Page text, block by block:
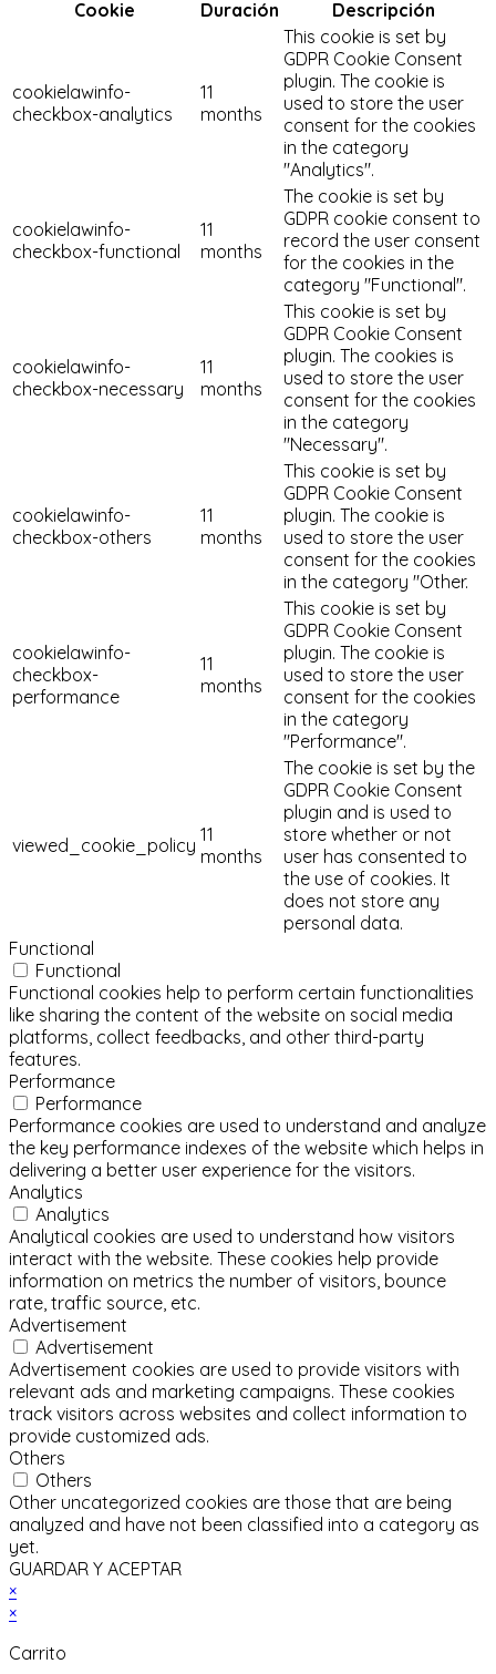
Cookie
Duración Descripción
cookielawinfo-
checkbox-analytics
11
months
This cookie is set by
GDPR Cookie Consent
plugin. The cookie is
used to store the user
consent for the cookies
in the category
"Analytics".
cookielawinfo-
checkbox-functional
11
months
The cookie is set by
GDPR cookie consent to
record the user consent
for the cookies in the
category "Functional".
cookielawinfo-
checkbox-necessary
11
months
This cookie is set by
GDPR Cookie Consent
plugin. The cookies is
used to store the user
consent for the cookies
in the category
"Necessary".
cookielawinfo-
checkbox-others
11
months
This cookie is set by
GDPR Cookie Consent
plugin. The cookie is
used to store the user
consent for the cookies
in the category "Other.
cookielawinfo-
checkbox-
performance
11
months
This cookie is set by
GDPR Cookie Consent
plugin. The cookie is
used to store the user
consent for the cookies
in the category
"Performance".
viewed_cookie_policy 11
months
The cookie is set by the
GDPR Cookie Consent
plugin and is used to
store whether or not
user has consented to
the use of cookies. It
does not store any
personal data.
Functional
Functional
Functional cookies help to perform certain functionalities
like sharing the content of the website on social media
platforms, collect feedbacks, and other third-party
features.
Performance
Performance
Performance cookies are used to understand and analyze
the key performance indexes of the website which helps in
delivering a better user experience for the visitors.
Analytics
Analytics
Analytical cookies are used to understand how visitors
interact with the website. These cookies help provide
information on metrics the number of visitors, bounce
rate, traffic source, etc.
Advertisement
Advertisement
Advertisement cookies are used to provide visitors with
relevant ads and marketing campaigns. These cookies
track visitors across websites and collect information to
provide customized ads.
Others
Others
Other uncategorized cookies are those that are being
analyzed and have not been classified into a category as
yet.
GUARDAR Y ACEPTAR
×
×
Carrito